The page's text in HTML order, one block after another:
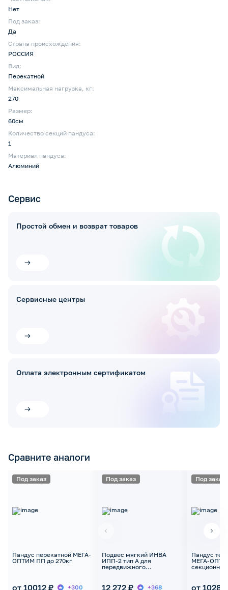
Нет
Под заказ:
Да
Страна происхождения:
РОССИЯ
Вид:
Перекатной
Максимальная нагрузка, кг:
270
Размер:
60см
Количество секций пандуса:
1
Материал пандуса:
Алюминий
Сервис
Простой обмен и возврат товаров
Сервисные центры
Оплата электронным сертификатом
Сравните аналоги
Под заказ
Пандус перекатной МЕГА-
ОПТИМ ПП до 270кг
от 10012 ₽ +300
Под заказ
Подвес мягкий ИНВА
ИПП-2 тип А для
передвижного
12 272 ₽ +368
Под заказ
Пандус
МЕГА-
от 10287